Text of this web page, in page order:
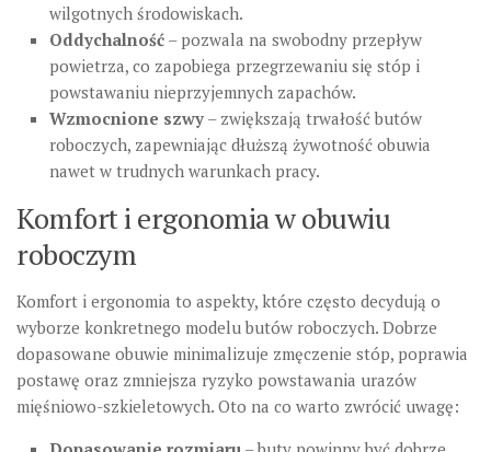
wilgotnych środowiskach.
Oddychalność – pozwala na swobodny przepływ
powietrza, co zapobiega przegrzewaniu się stóp i
powstawaniu nieprzyjemnych zapachów.
Wzmocnione szwy – zwiększają trwałość butów
roboczych, zapewniając dłuższą żywotność obuwia
nawet w trudnych warunkach pracy.
Komfort i ergonomia w obuwiu
roboczym
Komfort i ergonomia to aspekty, które często decydują o
wyborze konkretnego modelu butów roboczych. Dobrze
dopasowane obuwie minimalizuje zmęczenie stóp, poprawia
postawę oraz zmniejsza ryzyko powstawania urazów
mięśniowo-szkieletowych. Oto na co warto zwrócić uwagę: